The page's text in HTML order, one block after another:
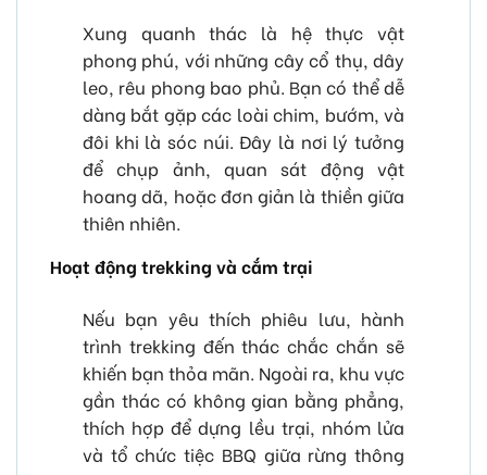
Xung quanh thác là hệ thực vật
phong phú, với những cây cổ thụ, dây
leo, rêu phong bao phủ. Bạn có thể dễ
dàng bắt gặp các loài chim, bướm, và
đôi khi là sóc núi. Đây là nơi lý tưởng
để chụp ảnh, quan sát động vật
hoang dã, hoặc đơn giản là thiền giữa
thiên nhiên.
Hoạt động trekking và cắm trại
Nếu bạn yêu thích phiêu lưu, hành
trình trekking đến thác chắc chắn sẽ
khiến bạn thỏa mãn. Ngoài ra, khu vực
gần thác có không gian bằng phẳng,
thích hợp để dựng lều trại, nhóm lửa
và tổ chức tiệc BBQ giữa rừng thông